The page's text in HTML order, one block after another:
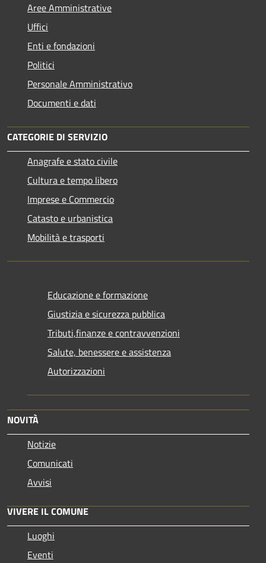
Aree Amministrative
Uffici
Enti e fondazioni
Politici
Personale Amministrativo
Documenti e dati
CATEGORIE DI SERVIZIO
Anagrafe e stato civile
Cultura e tempo libero
Imprese e Commercio
Catasto e urbanistica
Mobilità e trasporti
Educazione e formazione
Giustizia e sicurezza pubblica
Tributi,finanze e contravvenzioni
Salute, benessere e assistenza
Autorizzazioni
NOVITÀ
Notizie
Comunicati
Avvisi
VIVERE IL COMUNE
Luoghi
Eventi